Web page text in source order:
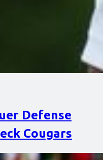
Defense
Cougars